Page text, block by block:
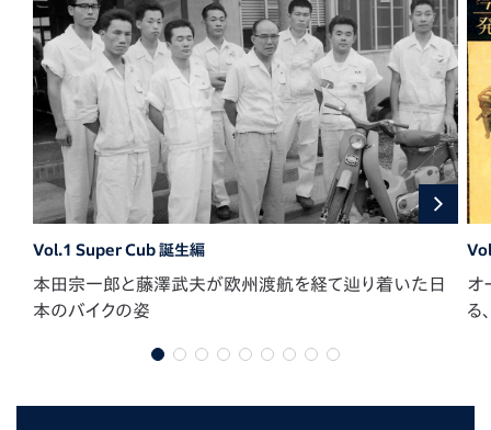
Vol.1 Super Cub 誕生編
本田宗一郎と藤澤武夫が欧州渡航を経て辿り着いた日
本のバイクの姿
オ
る